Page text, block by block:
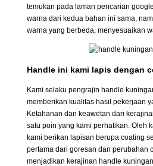
temukan pada laman pencarian
warna dari kedua bahan ini sama,
warna yang berbeda, menyesuaikan
Handle ini kami lapis dengan
Kami selaku pengrajin handle
memberikan kualitas hasil pekerjaan
Ketahanan dan keawetan dari
satu poin yang kami perhatikan. Oleh
kami berikan lapisan berupa coating
pertama dari goresan dan perubahan
menjadikan kerajinan handle